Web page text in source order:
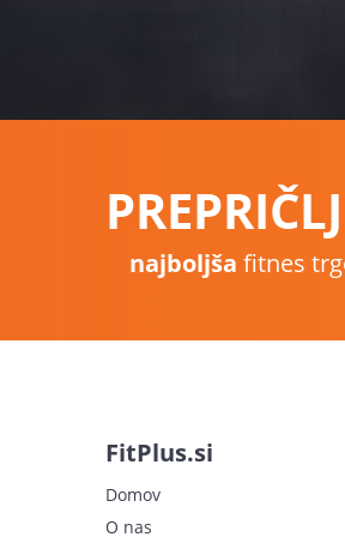
najboljša fitnes
FitPlus.si
Domov
O nas